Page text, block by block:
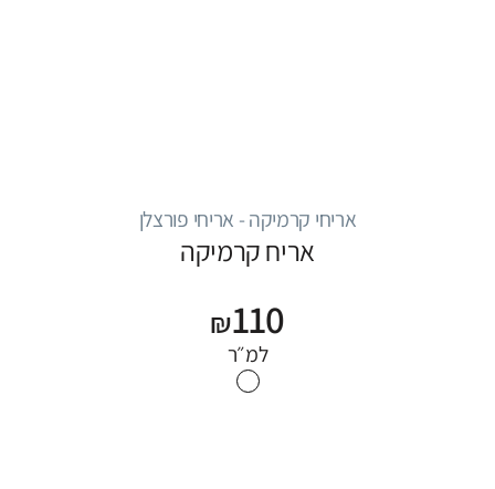
אריחי קרמיקה - אריחי פורצלן
אריח קרמיקה
₪110
למ״ר